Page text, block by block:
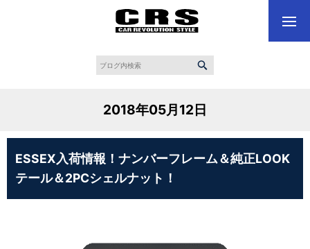
2018年05月12日
ESSEX入荷情報！ナンバーフレーム＆純正LOOK
テール＆2PCシェルナット！